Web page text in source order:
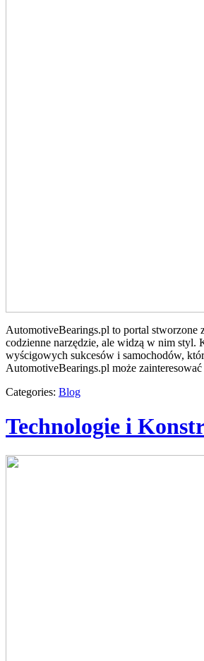
AutomotiveBearings.pl to portal stworzone
codzienne narzędzie, ale widzą w nim styl.
wyścigowych sukcesów i samochodów,
AutomotiveBearings.pl może
Categories: Blog
Technologie i